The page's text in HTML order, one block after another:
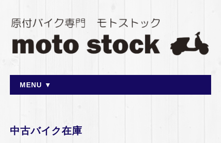
MENU ▼
中古バイク在庫